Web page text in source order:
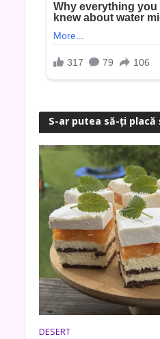
S-ar putea să-ţi placă
DESERT